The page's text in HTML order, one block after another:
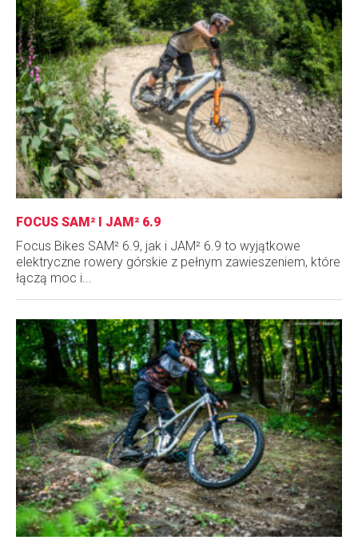
FOCUS SAM² I JAM² 6.9
Focus Bikes SAM² 6.9, jak i JAM² 6.9 to wyjątkowe
elektryczne rowery górskie z pełnym zawieszeniem, które
łączą moc i...